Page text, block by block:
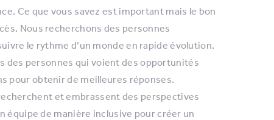
Ce que vous savez est important mais le bon
Nous recherchons des personnes
le rythme d’un monde en rapide évolution.
des personnes qui voient des opportunités
pour obtenir de meilleures réponses.
et embrassent des perspectives
de manière inclusive pour créer un